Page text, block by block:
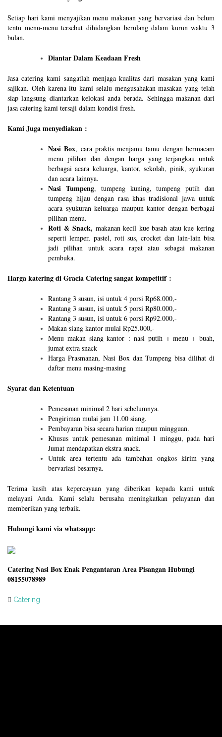
Setiap hari kami menyajikan menu makanan yang bervariasi dan belum
tentu menu-menu tersebut dihidangkan berulang dalam kurun waktu 3
bulan.
Diantar Dalam Keadaan Fresh
Jasa catering kami sangatlah menjaga kualitas dari masakan yang kami
sajikan. Oleh karena itu kami selalu mengusahakan masakan yang telah
siap langsung diantarkan kelokasi anda berada. Sehingga makanan dari
jasa catering kami tersaji dalam kondisi fresh.
Kami Juga menyediakan :
Nasi Box, cara praktis menjamu tamu dengan bermacam
menu pilihan dan dengan harga yang terjangkau untuk
berbagai acara keluarga, kantor, sekolah, pinik, syukuran
dan acara lainnya.
Nasi Tumpeng, tumpeng kuning, tumpeng putih dan
tumpeng hijau dengan rasa khas tradisional jawa untuk
acara syukuran keluarga maupun kantor dengan berbagai
pilihan menu.
Roti & Snack, makanan kecil kue basah atau kue kering
seperti lemper, pastel, roti sus, crocket dan lain-lain bisa
jadi pilihan untuk acara rapat atau sebagai makanan
pembuka.
Harga katering di Gracia Catering sangat kompetitif :
Rantang 3 susun, isi untuk 4 porsi Rp68.000,-
Rantang 3 susun, isi untuk 5 porsi Rp80.000,-
Rantang 3 susun, isi untuk 6 porsi Rp92.000,-
Makan siang kantor mulai Rp25.000,-
Menu makan siang kantor : nasi putih + menu + buah,
jumat extra snack
Harga Prasmanan, Nasi Box dan Tumpeng bisa dilihat di
daftar menu masing-masing
Syarat dan Ketentuan
Pemesanan minimal 2 hari sebelumnya.
Pengiriman mulai jam 11.00 siang.
Pembayaran bisa secara harian maupun mingguan.
Khusus untuk pemesanan minimal 1 minggu, pada hari
Jumat mendapatkan ekstra snack.
Untuk area tertentu ada tambahan ongkos kirim yang
bervariasi besarnya.
Terima kasih atas kepercayaan yang diberikan kepada kami untuk
melayani Anda. Kami selalu berusaha meningkatkan pelayanan dan
memberikan yang terbaik.
Hubungi kami via whatsapp:
Catering Nasi Box Enak Pengantaran Area Pisangan Hubungi
08155078989
Catering
navigation